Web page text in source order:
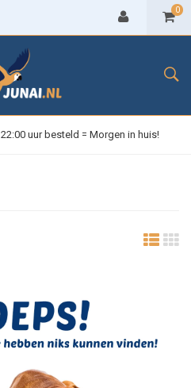
0
uur besteld = Morgen in huis!